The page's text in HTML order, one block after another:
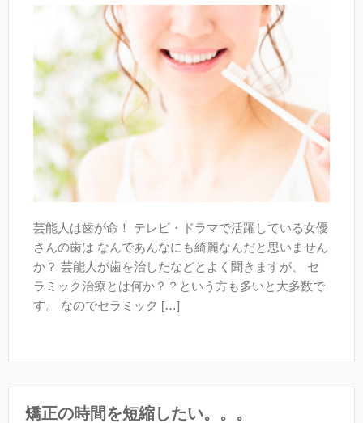
芸能人は歯が命！ テレビ・ドラマで活躍している女優
さんの歯は なんであんなにも綺麗なんだと思いません
か？ 芸能人が歯を治したなどとよく聞きますが、 セ
ラミック治療とは何か？？という方も多いと大多数で
す。 なのでセラミック […]
矯正の時間を短縮したい。。。